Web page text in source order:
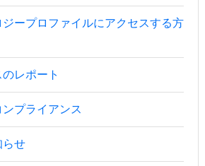
ープロファイルにアクセスする方
レポート
プライアンス
せ